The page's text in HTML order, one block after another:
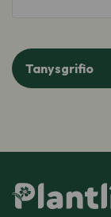
Tanysgrifio